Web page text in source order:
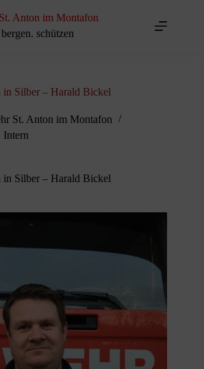
Anton im Montafon
schützen
in Silber – Harald Bickel
St. Anton im Montafon
Intern
in Silber – Harald Bickel